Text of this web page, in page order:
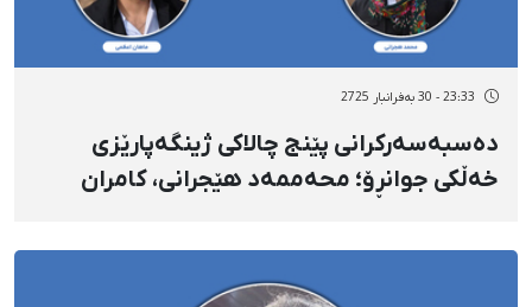
23:33 - 30 بەفرانبار 2725
دەسبەسەرکرانی پێنج چالاکی ژینگەپارێزی
خەڵکی جوانڕۆ؛ محەممەد هێجرانی، کامران
ماهان ئەعزەمی